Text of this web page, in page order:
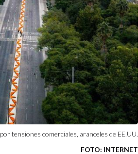
tensiones comerciales, aranceles de EE.UU.
FOTO: INTERNET